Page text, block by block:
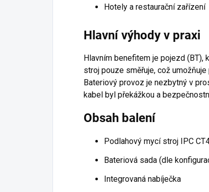
Hotely a restaurační zařízení
Hlavní výhody v praxi
Hlavním benefitem je pojezd (BT),
stroj pouze směřuje, což
Bateriový provoz je nezbytný v
kabel byl překážkou a
Obsah balení
Podlahový mycí stroj IPC
Bateriová sada (dle
Integrovaná nabíječka